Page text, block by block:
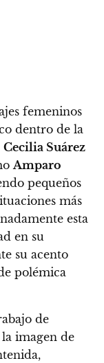
femeninos
dentro de la
Cecilia Suárez
Amparo
pequeños
más
esta
en su
su acento
polémica
de
imagen de